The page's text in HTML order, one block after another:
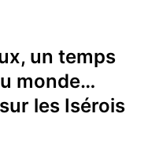
un temps
monde…
les Isérois